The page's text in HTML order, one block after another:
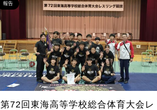
報告
第72回東海高等学校総合体育大会レ